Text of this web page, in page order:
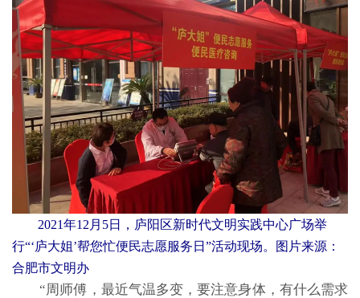
2021年12月5日，庐阳区新时代文明实践中心广场举
行“‘庐大姐’帮您忙便民志愿服务日”活动现场。图片来源：
合肥市文明办
“周师傅，最近气温多变，要注意身体，有什么需求